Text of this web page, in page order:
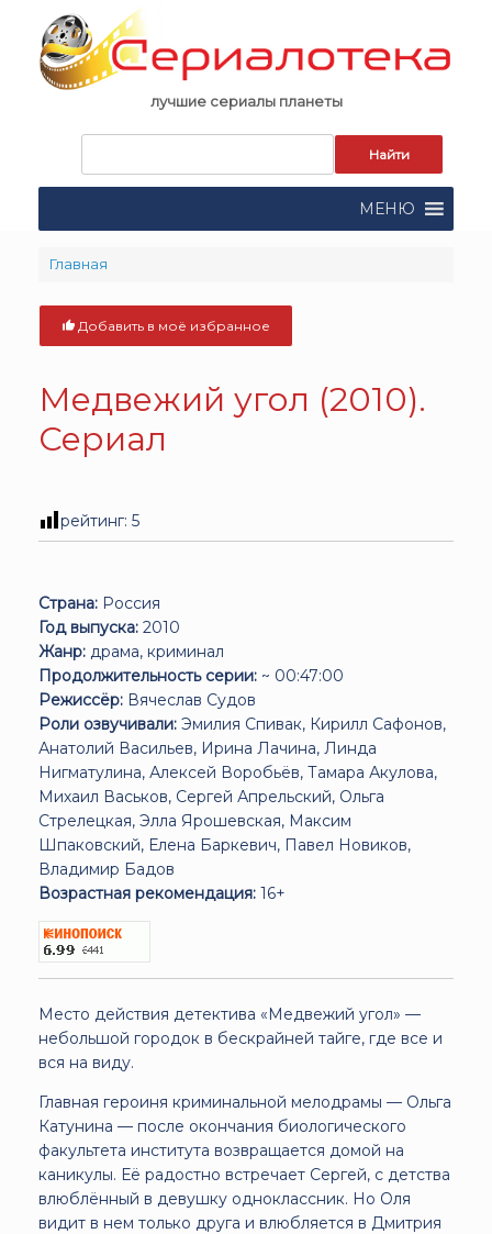
content
лучшие сериалы планеты
поиска:
МЕНЮ
Главная
Добавить в моё избранное
Медвежий угол (2010).
Сериал
рейтинг: 5
Страна: Россия
Год выпуска: 2010
Жанр: драма, криминал
Продолжительность серии: ~ 00:47:00
Режиссёр: Вячеслав Судов
Роли озвучивали: Эмилия Спивак, Кирилл Сафонов,
Анатолий Васильев, Ирина Лачина, Линда
Нигматулина, Алексей Воробьёв, Тамара Акулова,
Михаил Васьков, Сергей Апрельский, Ольга
Стрелецкая, Элла Ярошевская, Максим
Шпаковский, Елена Баркевич, Павел Новиков,
Владимир Бадов
Возрастная рекомендация: 16+
Место действия детектива «Медвежий угол» —
небольшой городок в бескрайней тайге, где все и
вся на виду.
Главная героиня криминальной мелодрамы — Ольга
Катунина — после окончания биологического
факультета института возвращается домой на
каникулы. Её радостно встречает Сергей, с детства
влюблённый в девушку одноклассник. Но Оля
видит в нем только друга и влюбляется в Дмитрия